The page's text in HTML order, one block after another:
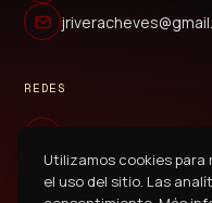
REDES
WhatsApp →
Utilizamos cookies
el uso del sitio. Las